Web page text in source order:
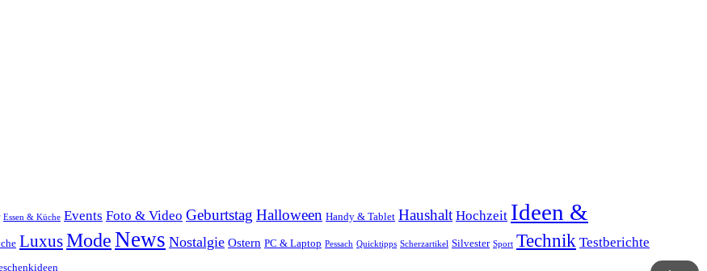
Essen & Küche Events Foto & Video Geburtstag Halloween Handy & Tablet Haushalt Hochzeit Ideen &
LuxusModeNews Nostalgie Ostern PC & Laptop Pessach Quicktipps Scherzartikel Silvester Sport Technik Testberichte